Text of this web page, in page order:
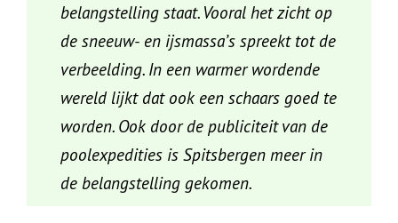
belangstelling staat. Vooral het zicht op
de sneeuw- en ijsmassa’s spreekt tot de
verbeelding. In een warmer wordende
wereld lijkt dat ook een schaars goed te
worden. Ook door de publiciteit van de
poolexpedities is Spitsbergen meer in
de belangstelling gekomen.